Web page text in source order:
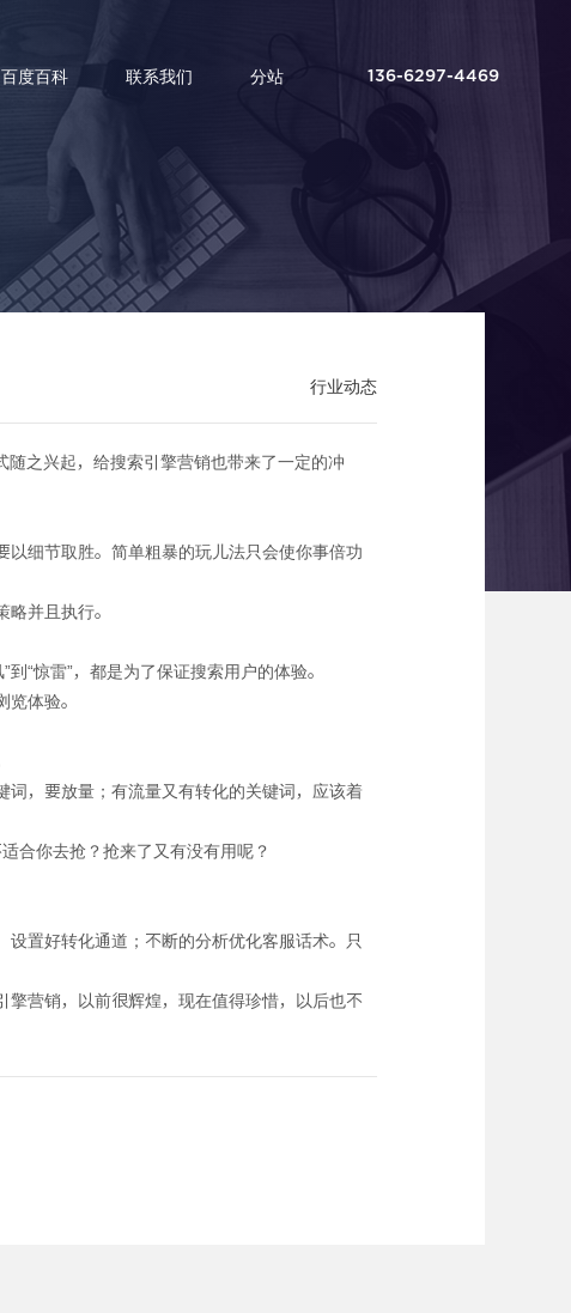
百度百科 联系我们 分站 136-6297-4469
行业动态
之兴起，给搜索引擎营销也带来了一定的冲
细节取胜。简单粗暴的玩儿法只会使你事倍功
并且执行。
“惊雷”，都是为了保证搜索用户的体验。
体验。
，要放量；有流量又有转化的关键词，应该着
合你去抢？抢来了又有没有用呢？
置好转化通道；不断的分析优化客服话术。只
营销，以前很辉煌，现在值得珍惜，以后也不